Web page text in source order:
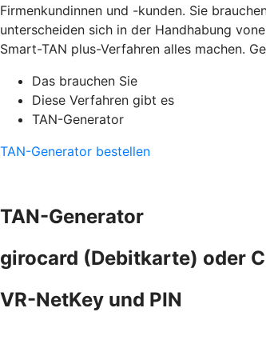
Firmenkundinnen und -kunden. Sie
unterscheiden sich in der Handhabung
Smart-TAN plus-Verfahren alles machen.
Das brauchen Sie
Diese Verfahren gibt es
TAN-Generator
TAN-Generator bestellen
TAN-Generator
girocard (Debitkarte) oder
VR-NetKey und PIN